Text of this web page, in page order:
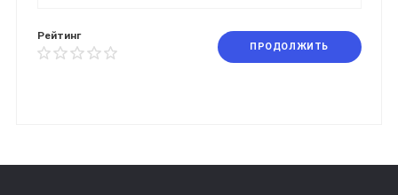
Рейтинг
ПРОДОЛЖИТЬ